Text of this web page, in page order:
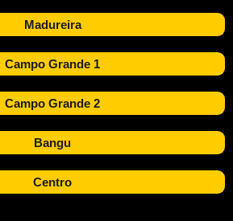
Madureira
Campo Grande 1
Campo Grande 2
Bangu
Centro